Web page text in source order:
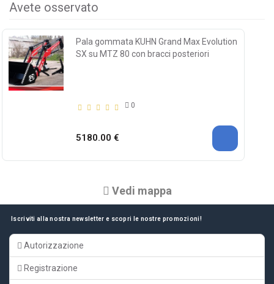
Avete osservato
Pala gommata KUHN Grand Max Evolution
SX su MTZ 80 con bracci posteriori
0
5180.00 €
Vedi mappa
Iscriviti alla nostra newsletter e scopri le nostre promozioni!
Autorizzazione
Registrazione